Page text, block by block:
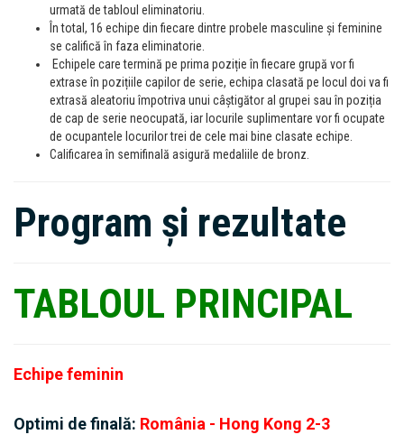
urmată de tabloul eliminatoriu.
În total, 16 echipe din fiecare dintre probele masculine și feminine
se califică în faza eliminatorie.
Echipele care termină pe prima poziție în fiecare grupă vor fi
extrase în pozițiile capilor de serie, echipa clasată pe locul doi va fi
extrasă aleatoriu împotriva unui câștigător al grupei sau în poziția
de cap de serie neocupată, iar locurile suplimentare vor fi ocupate
de ocupantele locurilor trei de cele mai bine clasate echipe.
Calificarea în semifinală asigură medaliile de bronz.
Program și rezultate
TABLOUL PRINCIPAL
Echipe feminin
Optimi de finală: România - Hong Kong 2-3